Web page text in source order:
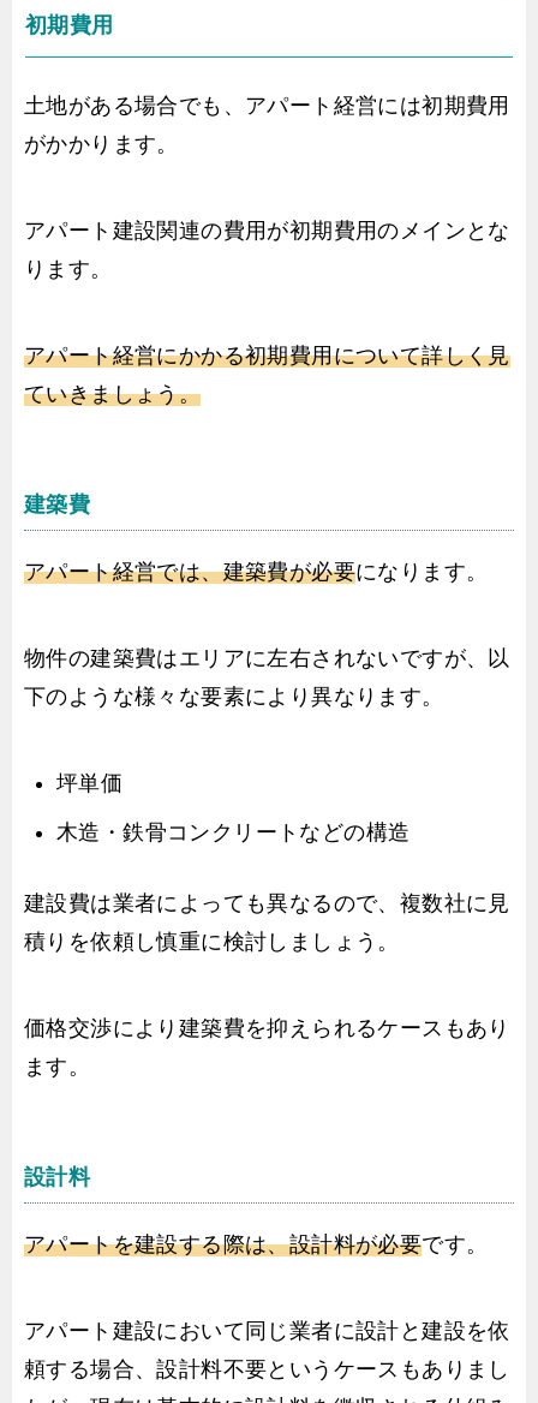
初期費用
土地がある場合でも、アパート経営には初期費用
がかかります。
アパート建設関連の費用が初期費用のメインとな
ります。
アパート経営にかかる初期費用について詳しく見
ていきましょう。
建築費
アパート経営では、建築費が必要になります。
物件の建築費はエリアに左右されないですが、以
下のような様々な要素により異なります。
坪単価
木造・鉄骨コンクリートなどの構造
建設費は業者によっても異なるので、複数社に見
積りを依頼し慎重に検討しましょう。
価格交渉により建築費を抑えられるケースもあり
ます。
設計料
アパートを建設する際は、設計料が必要です。
アパート建設において同じ業者に設計と建設を依
頼する場合、設計料不要というケースもありまし